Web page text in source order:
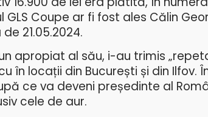
GLS Coupe ar fi fost ales Călin
21.05.2024.
apropiat al său, i-au trimis
în locații din București și din Ilfov.
ce va deveni președinte al
cele de aur.